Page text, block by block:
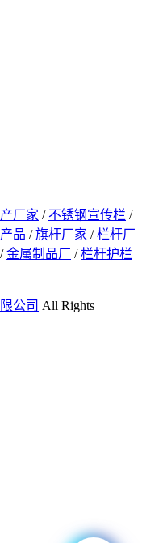
厂家 / 不锈钢宣传栏 /
品 /旗杆厂家 /栏杆厂
/金属制品厂 /栏杆护栏
公司 All Rights